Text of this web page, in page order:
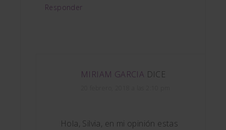
Responder
MIRIAM GARCIA DICE
Hola, Silvia, en mi opinión estas